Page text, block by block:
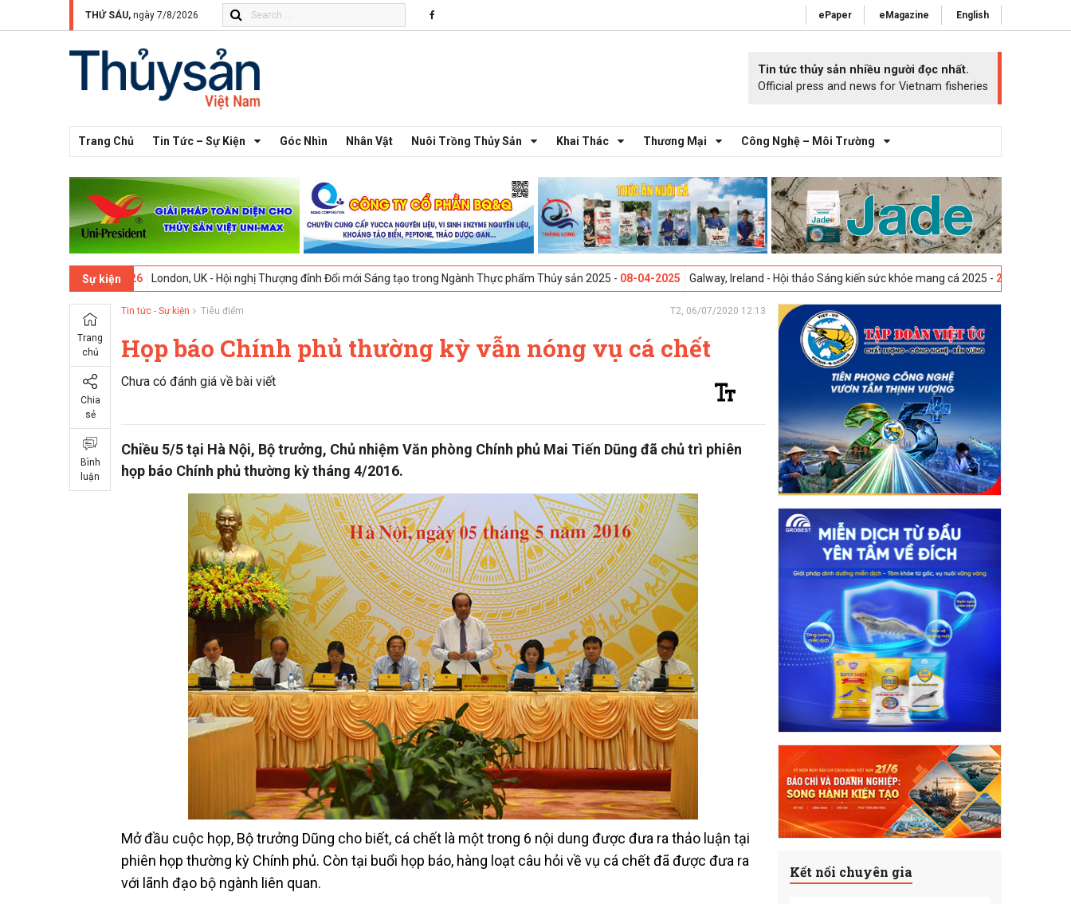
THỨ SÁU, ngày 7/8/2026 ePaper eMagazine English
Tin tức thủy sản nhiều người đọc nhất.
Official press and news for Vietnam fisheries
Trang Chủ Tin Tức – Sự Kiện Góc Nhìn Nhân Vật Nuôi Trồng Thủy Sản Khai Thác Thương Mại Công Nghệ – Môi Trường
Sự kiện
London, UK - Hội nghị Thượng đỉnh Đổi mới Sáng tạo trong Ngành Thực phẩm Thủy sản 2025 -08-04-2025 Galway, Ireland - Hội thảo Sáng kiến sức khỏe mang cá 2025 -23-04-2025 Vigo, Tây Ban
Trang
chủ
Chia
sẻ
Bình
luận
Tin tức - Sự kiện Tiêu điểm T2, 06/07/2020 12:13
Họp báo Chính phủ thường kỳ vẫn nóng vụ cá chết
Chưa có đánh giá về bài viết
Chiều 5/5 tại Hà Nội, Bộ trưởng, Chủ nhiệm Văn phòng Chính phủ Mai Tiến Dũng đã chủ trì phiên
họp báo Chính phủ thường kỳ tháng 4/2016.
Mở đầu cuộc họp, Bộ trưởng Dũng cho biết, cá chết là một trong 6 nội dung được đưa ra thảo luận tại
phiên họp thường kỳ Chính phủ. Còn tại buổi họp báo, hàng loạt câu hỏi về vụ cá chết đã được đưa ra
với lãnh đạo bộ ngành liên quan.
Kết nối chuyên gia